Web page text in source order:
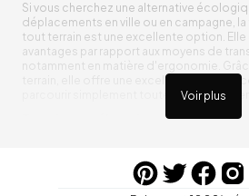
Voir plus
Si vous cherchez une alternative
déplacements en ville ou en campagne,
tout terrain est une excellente option.
avantages par rapport aux moyens de
notamment en matière d'ergonomie.
terrain, elle offre une excellente
parcourir simplement toutes sortes de
Trottinette électrique tout terrain
entre vos trajets, vous n’aurez pas à vous
batterie. De plus, elle est équipée de